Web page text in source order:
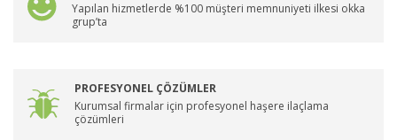
Yapılan hizmetlerde %100 müşteri memnuniyeti ilkesi okka
grup’ta
PROFESYONEL ÇÖZÜMLER
Kurumsal firmalar için profesyonel haşere ilaçlama
çözümleri